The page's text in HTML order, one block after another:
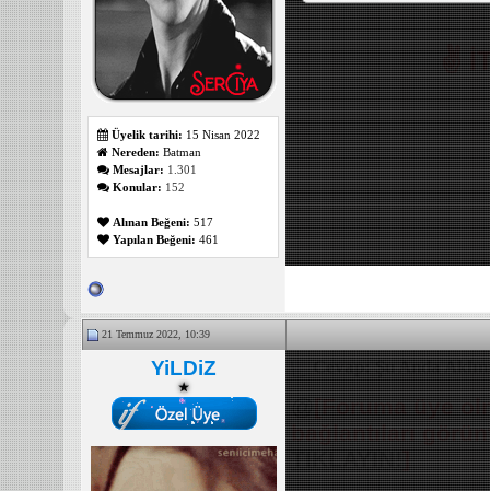
Üyelik tarihi: 15 Nisan 2022
Nereden: Batman
Mesajlar: 1.301
Konular: 152
Alınan Beğeni: 517
Yapılan Beğeni: 461
✌️
21 Temmuz 2022, 10:39
YiLDiZ
★
Cevap: Şu Anda
@[Foruma üye
bağlantıları
TIKLAYIN!]